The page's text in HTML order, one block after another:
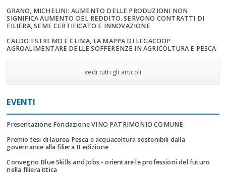
GRANO, MICHELINI: AUMENTO DELLE PRODUZIONI NON
SIGNIFICA AUMENTO DEL REDDITO. SERVONO CONTRATTI DI
FILIERA, SEME CERTIFICATO E INNOVAZIONE
CALDO ESTREMO E CLIMA, LA MAPPA DI LEGACOOP
AGROALIMENTARE DELLE SOFFERENZE IN AGRICOLTURA E PESCA
vedi tutti gli articoli
EVENTI
Presentazione Fondazione VINO PATRIMONIO COMUNE
Premio tesi di laurea Pesca e acquacoltura sostenibili dalla
governance alla filiera II edizione
Convegno Blue Skills and Jobs - orientare le professioni del futuro
nella filiera ittica